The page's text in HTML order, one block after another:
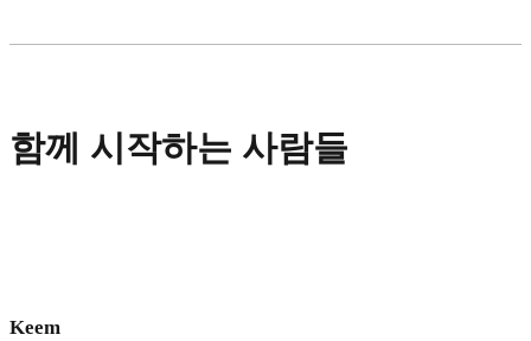
함께 시작하는 사람들
Keem